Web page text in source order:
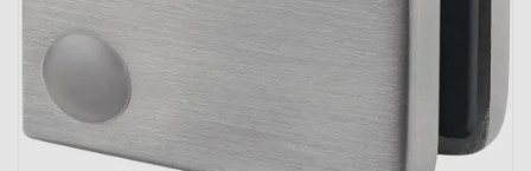
ons voorop, want we geloven dat een
goede relatie met onze klanten het
verschil maakt.